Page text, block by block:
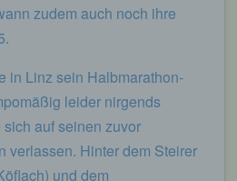
zudem auch noch ihre
in Linz sein Halbmarathon-
leider nirgends
auf seinen zuvor
verlassen. Hinter dem Steirer
und dem